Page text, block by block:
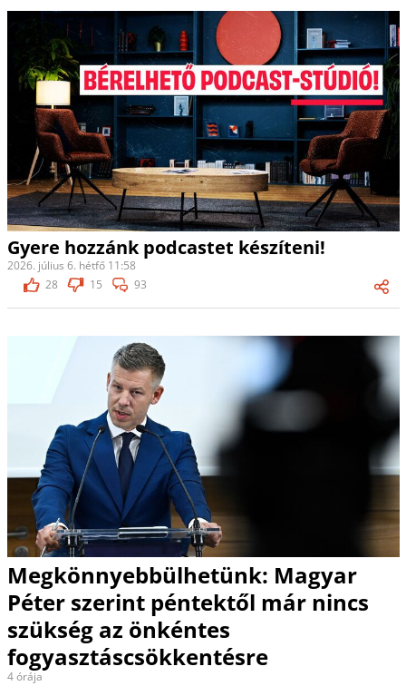
Gyere hozzánk podcastet készíteni!
2026. július 6. hétfő 11:58
28
15 93
Megkönnyebbülhetünk: Magyar
Péter szerint péntektől már nincs
szükség az önkéntes
fogyasztáscsökkentésre
4 órája